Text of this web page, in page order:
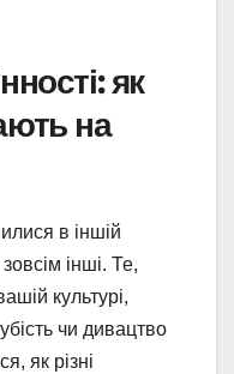
як
на
в іншій
інші. Те,
культурі,
чи дивацтво
як різні